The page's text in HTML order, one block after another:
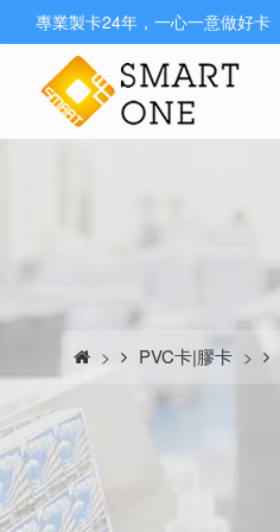
專業製卡24年，一心一意做好卡
> PVC卡|膠卡 >